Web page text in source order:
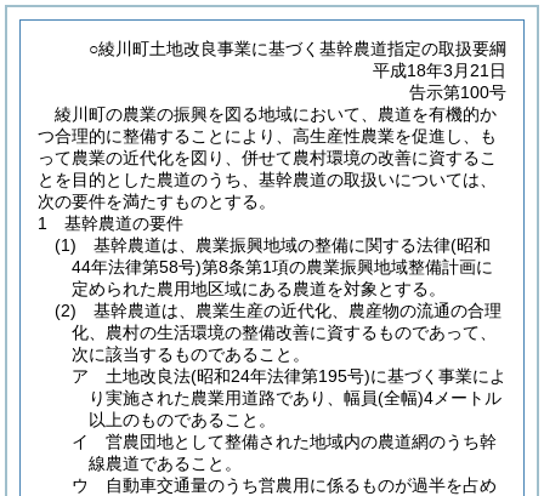
○綾川町土地改良事業に基づく基幹農道指定の取扱要綱
平成18年3月21日
告示第100号
綾川町の農業の振興を図る地域において、農道を有機的か
つ合理的に整備することにより、高生産性農業を促進し、も
って農業の近代化を図り、併せて農村環境の改善に資するこ
とを目的とした農道のうち、基幹農道の取扱いについては、
次の要件を満たすものとする。
1 基幹農道の要件
(1) 基幹農道は、農業振興地域の整備に関する法律(昭和
44年法律第58号)第8条第1項の農業振興地域整備計画に
定められた農用地区域にある農道を対象とする。
(2) 基幹農道は、農業生産の近代化、農産物の流通の合理
化、農村の生活環境の整備改善に資するものであって、
次に該当するものであること。
ア 土地改良法(昭和24年法律第195号)に基づく事業によ
り実施された農業用道路であり、幅員(全幅)4メートル
以上のものであること。
イ 営農団地として整備された地域内の農道網のうち幹
線農道であること。
ウ 自動車交通量のうち営農用に係るものが過半を占め